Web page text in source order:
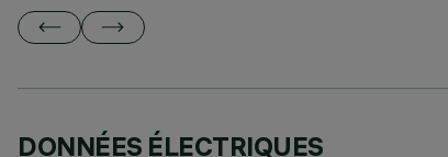
DONNÉES ÉLECTRIQUES